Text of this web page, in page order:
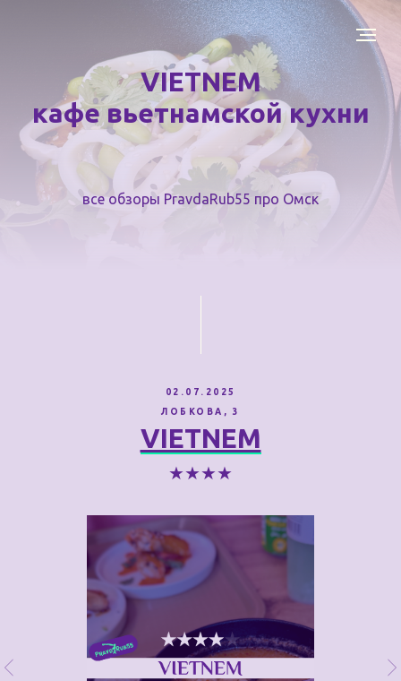
VIETNEM
кафе вьетнамской кухни
все обзоры PravdaRub55 про Омск
02.07.2025
ЛОБКОВА, 3
VIETNEM
★★★★